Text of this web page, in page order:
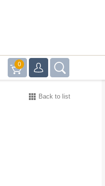
0
Back to list